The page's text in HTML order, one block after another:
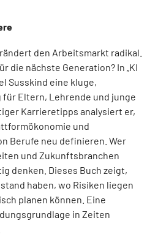
den Arbeitsmarkt radikal.
die nächste Generation? In „KI
Susskind eine kluge,
Eltern, Lehrende und junge
Karrieretipps analysiert er,
und
Berufe neu definieren. Wer
und Zukunftsbranchen
denken. Dieses Buch zeigt,
haben, wo Risiken liegen
planen können. Eine
in Zeiten